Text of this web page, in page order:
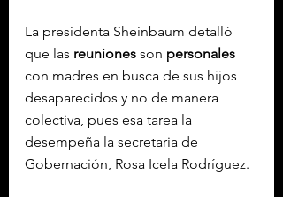
La presidenta Sheinbaum detalló
que las reuniones son personales
con madres en busca de sus hijos
desaparecidos y no de manera
colectiva, pues esa tarea la
desempeña la secretaria de
Gobernación, Rosa Icela Rodríguez.